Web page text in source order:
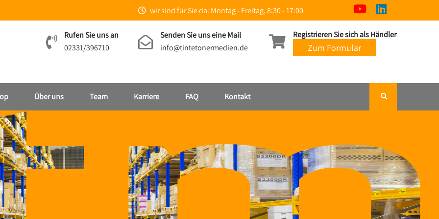
wir sind für Sie da: Montag - Freitag, 8:30 - 17:00
Rufen Sie uns an
02331/396710
Senden Sie uns eine Mail
info@tintetonermedien.de
Registrieren Sie sich als Händler
Zum Formular
Über uns Team Karriere FAQ Kontakt